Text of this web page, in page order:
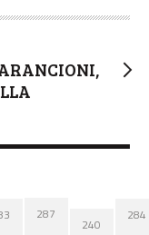
287
240
284